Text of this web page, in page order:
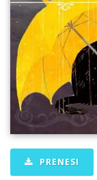
PRENESI